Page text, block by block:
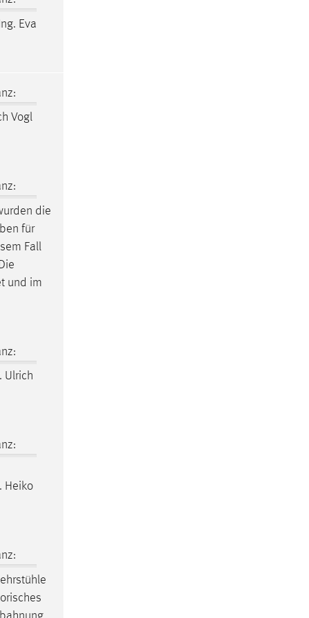
Eva
Vogl
die
für
Fall
und im
Ulrich
Heiko